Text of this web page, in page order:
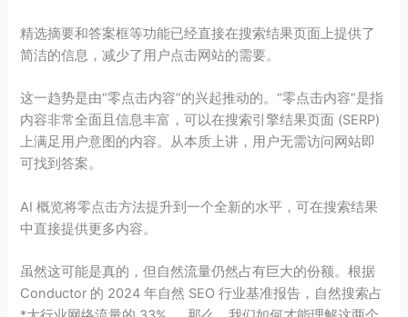
精选摘要和答案框等功能已经直接在搜索结果页面上提供了
简洁的信息，减少了用户点击网站的需要。
这一趋势是由“零点击内容”的兴起推动的。“零点击内容”是指
内容非常全面且信息丰富，可以在搜索引擎结果页面 (SERP)
上满足用户意图的内容。从本质上讲，用户无需访问网站即
可找到答案。
AI 概览将零点击方法提升到一个全新的水平，可在搜索结果
中直接提供更多内容。
虽然这可能是真的，但自然流量仍然占有巨大的份额。根据
Conductor 的 2024 年自然 SEO 行业基准报告，自然搜索占